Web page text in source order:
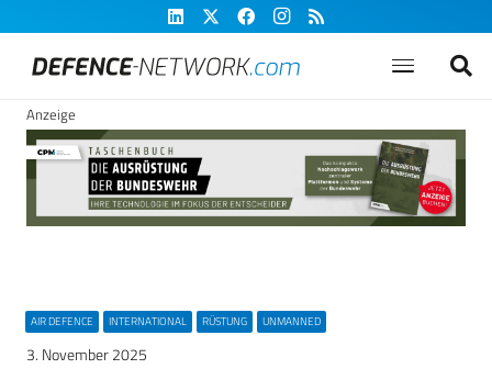
Anzeige
AIR DEFENCE INTERNATIONAL RÜSTUNG UNMANNED
3. November 2025